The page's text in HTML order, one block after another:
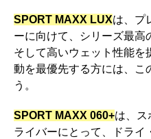
SPORT MAXX LUXは、プ
ーに向けて、シリーズ最高
そして高いウェット性能を
動を最優先する方には、こ
う。
SPORT MAXX 060+は、ス
ライバーにとって、ドライ